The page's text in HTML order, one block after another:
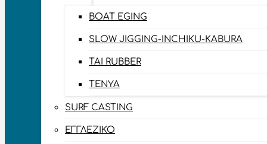
BOAT EGING
SLOW JIGGING-INCHIKU-KABURA
TAI RUBBER
TENYA
SURF CASTING
ΕΓΓΛΈΖΙΚΟ